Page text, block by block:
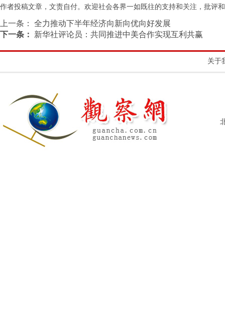
作者投稿文章，文责自付。欢迎社会各界一如既往的支持和关注，批评和
上一条：
全力推动下半年经济向新向优向好发展
下一条：
新华社评论员：共同推进中美合作实现互利共赢
关于